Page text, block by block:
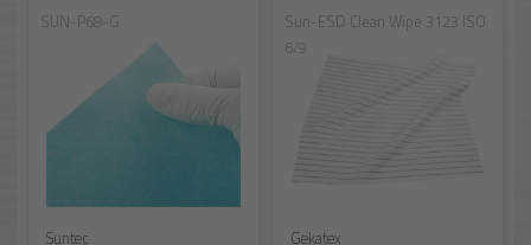
SUN-P68-G
Suntec
Sun-ESD Clean Wipe 3123 ISO
6/9
Gekatex